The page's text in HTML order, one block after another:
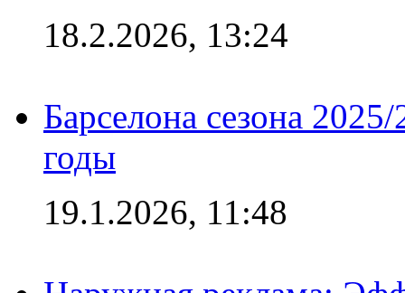
18.2.2026, 13:24
Барселона сезона
годы
19.1.2026, 11:48